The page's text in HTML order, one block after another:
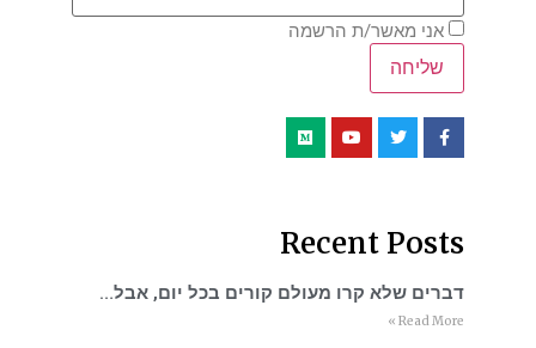
אני מאשר/ת הרשמה
Recent Posts
דברים שלא קרו מעולם קורים בכל יום, אבל…
Read More »